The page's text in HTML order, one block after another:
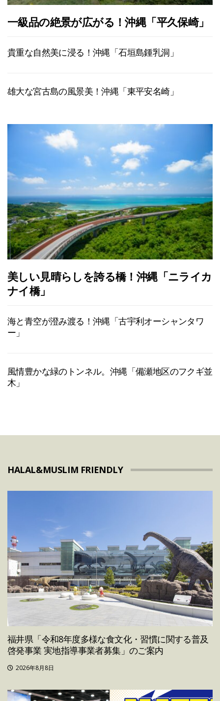
一級品の絶景が広がる！沖縄「平久保崎」
貴重な自然美に浸る！沖縄「石垣島鍾乳洞」
雄大な宮古島の風景美！沖縄「東平安名崎」
美しい見晴らしを誇る橋！沖縄「ニライカ
ナイ橋」
海と青空が澄み渡る！沖縄「古宇利オーシャンタワ
ー」
風情豊かな緑のトンネル。沖縄「備瀬地区のフクギ並
木」
HALAL&MUSLIM FRIENDLY
福井県「令和8年度多様な食文化・習慣に関する普及
啓発事業 実地指導事業者募集」のご案内
2026年8月8日